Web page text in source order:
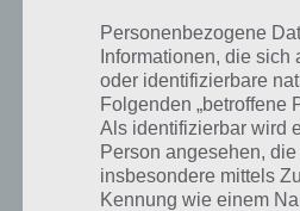
Die App ist kostenlos für iPhone und
konnten wir die App leider noch nicht
entdecken.
Sports Hero für iPhone,
im iTunes App Store
Personenbezogene
Informationen, die
oder identifizierbare
Folgenden „betroffene
Als identifizierbar wird
Person angesehen,
insbesondere mittels
Kennung wie einem